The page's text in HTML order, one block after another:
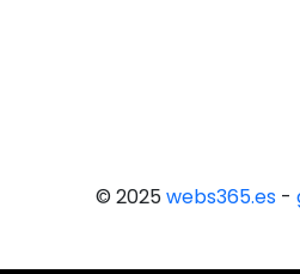
© 2025webs365.es -